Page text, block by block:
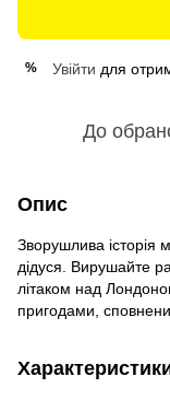
% Увійти для
До
Опис
Зворушлива історія
дідуся. Вирушайте
літаком над
пригодами,